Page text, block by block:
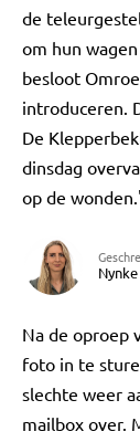
de
om hun
besloot
introduceren.
De
dinsdag
op de
Na de oproep
foto in te
slechte weer
mailbox over.